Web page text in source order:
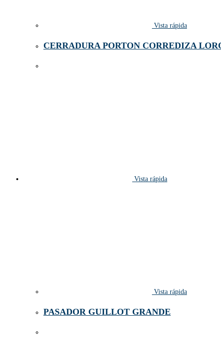
Vista rápida
CERRADURA PORTON CORREDIZA
Vista rápida
Vista rápida
PASADOR GUILLOT GRANDE